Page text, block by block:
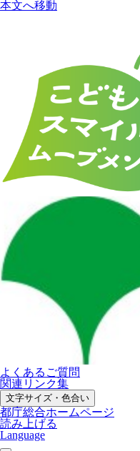
本文へ移動
よくあるご質問
関連リンク集
文字サイズ・色合い
都庁総合ホームページ
読み上げる
Language